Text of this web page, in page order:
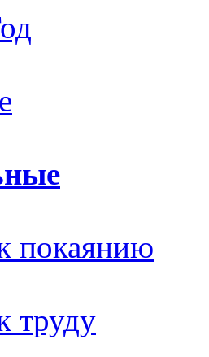
покаянию
труду